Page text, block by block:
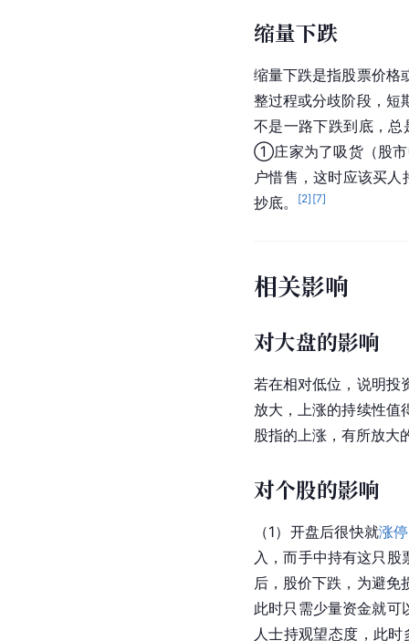
缩量下跌
缩量下跌是指股票价格
整过程或分歧阶段，短
不是一路下跌到底，
①庄家为了吸货（股市
户惜售，这时应该买
抄底。
[2] [7]
相关影响
对大盘的影响
若在相对低位，说明投
放大，上涨的持续性值
股指的上涨，有所放大
对个股的影响
（1）开盘后很快就涨停
入，而手中持有这只
后，股价下跌，为避免
此时只需少量资金就可
人士持观望态度，此